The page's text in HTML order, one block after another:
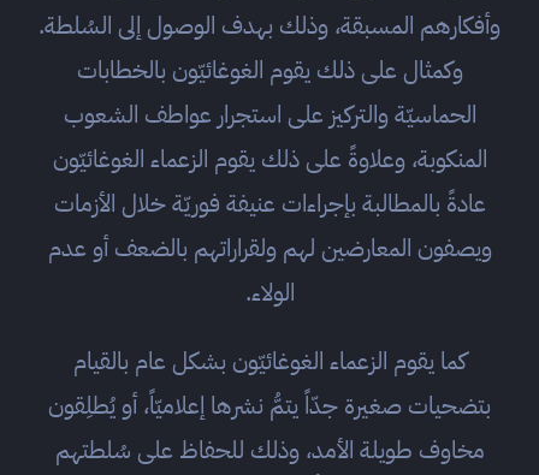
وأفكارهم المسبقة، وذلك بهدف الوصول إلى السُلطة.
وكمثال على ذلك يقوم الغوغائيّون بالخطابات
الحماسيّة والتركيز على استجرار عواطف الشعوب
المنكوبة، وعلاوةً على ذلك يقوم الزعماء الغوغائيّون
عادةً بالمطالبة بإجراءات عنيفة فوريّة خلال الأزمات
ويصفون المعارضين لهم ولقراراتهم بالضعف أو عدم
الولاء.
كما يقوم الزعماء الغوغائيّون بشكل عام بالقيام
بتضحيات صغيرة جدّاً يتمُّ نشرها إعلاميّاً، أو يُطلِقون
مخاوف طويلة الأمد، وذلك للحفاظ على سُلطتهم